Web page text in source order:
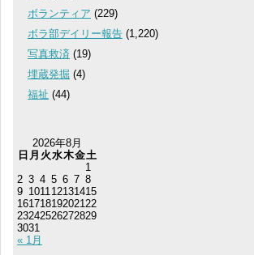
ボランティア (229)
ボラ部デイリー報告 (1,220)
写真救済 (19)
埋蔵発掘 (4)
福祉 (44)
2026年8月
日 月 火水木金土
« 1月
1
2 3 4 5 6 7 8
9 1011 12131415
161718192021 22
23242526272829
3031